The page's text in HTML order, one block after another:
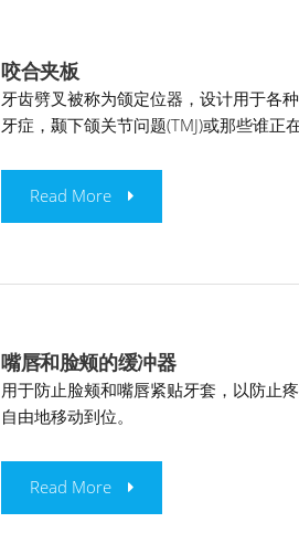
咬合夹板
牙齿劈叉被称为颌定位器，设计用于各
牙症，颞下颌关节问题(TMJ)或那些谁正
Read More
嘴唇和脸颊的缓冲器
用于防止脸颊和嘴唇紧贴牙套，以防止
自由地移动到位。
Read More